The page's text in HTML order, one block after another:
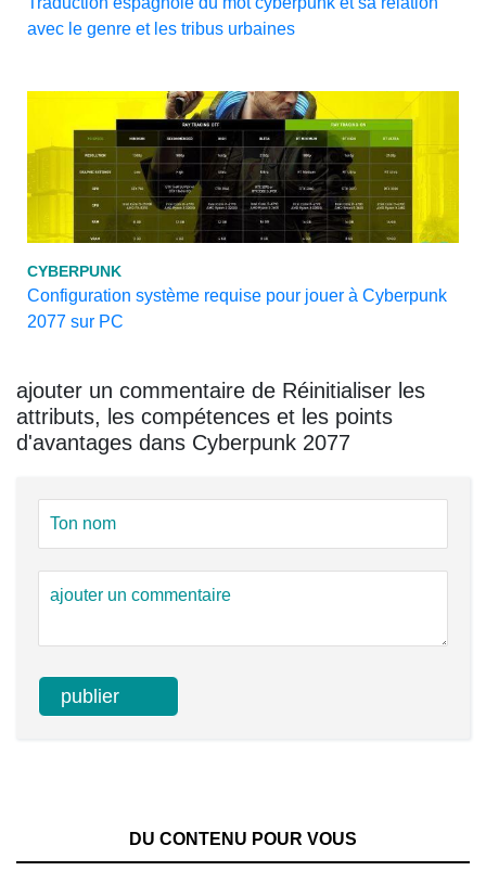
avec le genre et les tribus urbaines
CYBERPUNK
Configuration système requise pour jouer à Cyberpunk
2077 sur PC
ajouter un commentaire de Réinitialiser les
attributs, les compétences et les points
d'avantages dans Cyberpunk 2077
DU CONTENU POUR VOUS